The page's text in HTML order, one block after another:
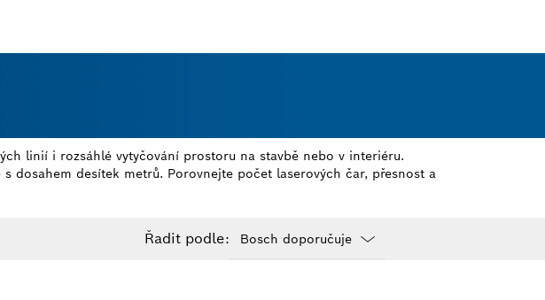
linií i rozsáhlé vytyčování prostoru na stavbě nebo v interiéru.
desítek metrů. Porovnejte počet laserových čar, přesnost a
Řadit podle: